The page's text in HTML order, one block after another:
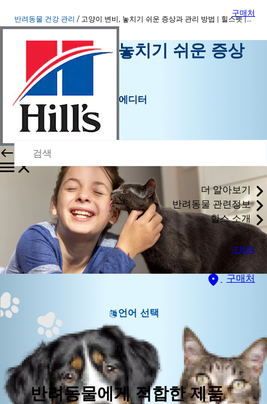
구매처
더 알아보기
반려동물 관련정보
힐스 소개
구매처
구매처
언어 선택
반려동물에게 적합한 제품
반려동물 건강 관리 고양이 변비, 놓치기 쉬운 증상과 관리 방법 | 힐스펫 | 힐스펫
고양이 변비, 놓치기 쉬운 증상
과 관리 방법
반려동물 건강 관리
효니 | 반려동물 콘텐츠 에디터
오월 22, 2026